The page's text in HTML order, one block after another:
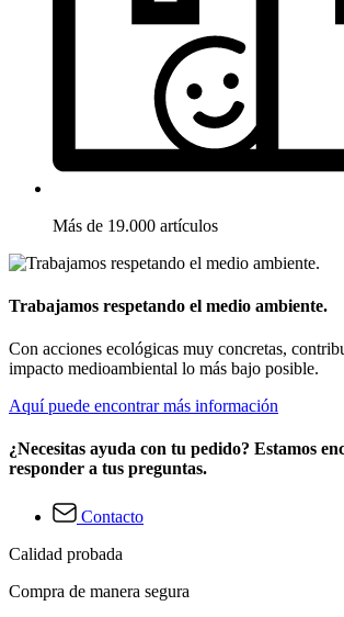
Más de 19.000 artículos
Trabajamos respetando el medio ambiente.
Con acciones ecológicas muy concretas,
impacto medioambiental lo más bajo posible.
Aquí puede encontrar más información
¿Necesitas ayuda con tu pedido? Estamos
responder a tus preguntas.
Contacto
Calidad probada
Compra de manera segura